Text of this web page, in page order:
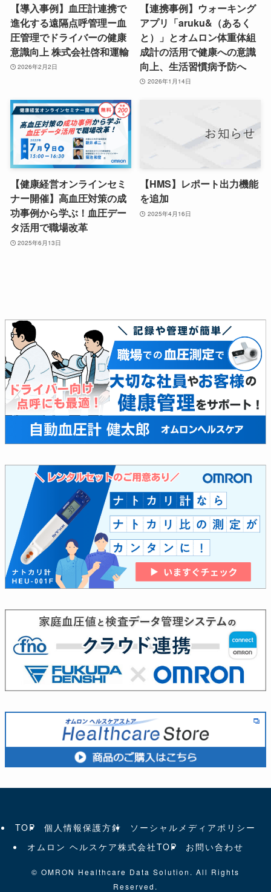
【導入事例】血圧計連携で
進化する遠隔点呼管理ー血
圧管理でドライバーの健康
意識向上 株式会社啓和運輸
2026年2月2日
【連携事例】ウォーキング
アプリ「aruku&（あるく
と）」とオムロン体重体組
成計の活用で健康への意識
向上、生活習慣病予防へ
2026年1月14日
【健康経営オンラインセミ
ナー開催】高血圧対策の成
功事例から学ぶ！血圧デー
タ活用で職場改革
2025年6月13日
【HMS】レポート出力機能
を追加
2025年4月16日
TOP 個人情報保護方針
ソーシャルメディアポリシー
オムロン ヘルスケア株式会社TOP
お問い合わせ
© OMRON Healthcare Data Solution. All Rights
Reserved.